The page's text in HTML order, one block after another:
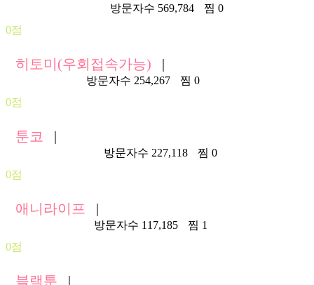
방문자수 569,784
찜 0
0점
히토미(우회접속가능) |
방문자수 254,267
찜 0
0점
툰코 |
방문자수 227,118
찜 0
0점
애니라이프 |
방문자수 117,185
찜 1
0점
블랙툰 |